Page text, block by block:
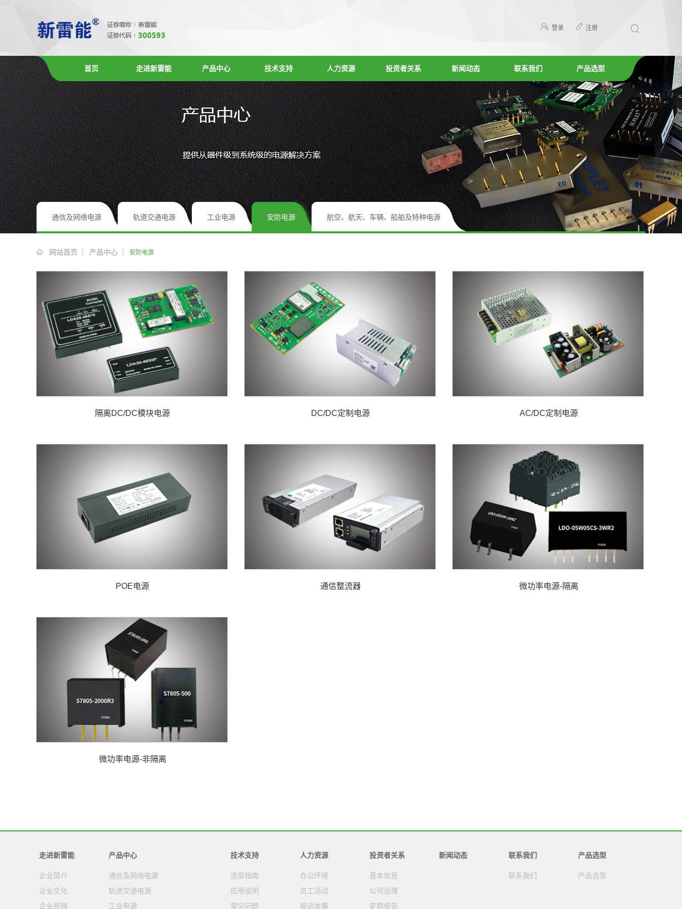
登录 注册
首页 走进新雷能 产品中心 技术支持 人力资源 投资者关系 新闻动态 联系我们 产品选型
通信及网络电源 轨道交通电源 工业电源 安防电源 航空、航天、车辆、船舶及特种电源
网站首页 产品中心 安防电源
隔离DC/DC模块电源 DC/DC定制电源 AC/DC定制电源
POE电源 通信整流器 微功率电源-隔离
微功率电源-非隔离
走进新雷能
企业简介
企业文化
企业视频
产品中心
通信及网络电源
轨道交通电源
工业电源
技术支持
选型指南
应用说明
常见问题
人力资源
办公环境
员工活动
培训发展
投资者关系
基本信息
公司治理
定期报告
新闻动态 联系我们
联系我们
产品选型
产品选型